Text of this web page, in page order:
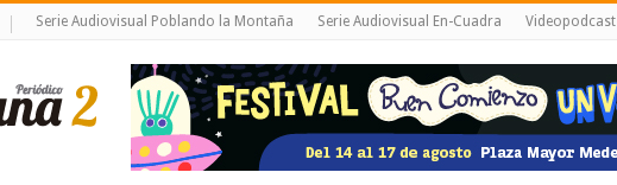
Serie Audiovisual Poblando la Montaña Serie Audiovisual En-Cuadra Videopodcast